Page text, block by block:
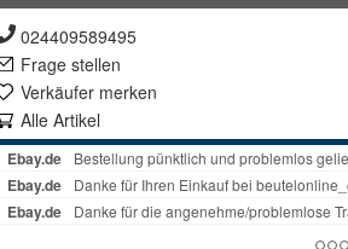
024409589495
Frage stellen
Verkäufer merken
Alle Artikel